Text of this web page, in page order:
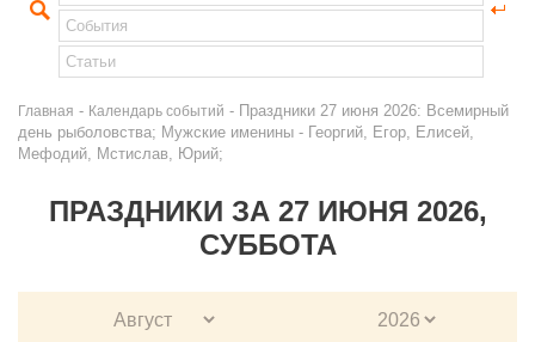
Главная - Календарь событий - Праздники 27 июня 2026: Всемирный
день рыболовства; Мужские именины - Георгий, Егор, Елисей,
Мефодий, Мстислав, Юрий;
ПРАЗДНИКИ ЗА 27 ИЮНЯ 2026,
СУББОТА